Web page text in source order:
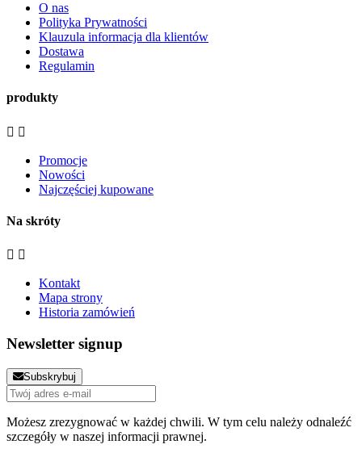
O nas
Polityka Prywatności
Klauzula informacja dla klientów
Dostawa
Regulamin
produkty
 
Promocje
Nowości
Najczęściej kupowane
Na skróty
 
Kontakt
Mapa strony
Historia zamówień
Newsletter signup
Subskrybuj
Możesz zrezygnować w każdej chwili. W tym celu należy odnaleźć
szczegóły w naszej informacji prawnej.